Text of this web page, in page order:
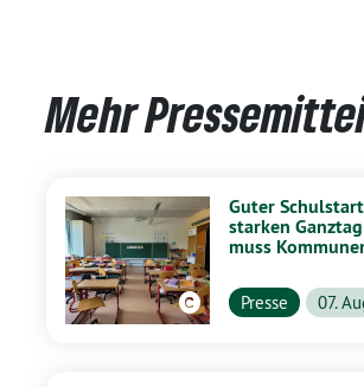
Mehr
Guter
starken
muss
Presse 07.